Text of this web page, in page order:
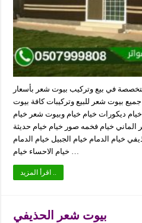
في بيع وتركيب بيوت شعر بأسعار
بيوت شعر للبيع وتركيبات كافة بيوت
ديكورات خيام خيام وبيوت شعر خيام
خيام فخمه صور خيام خيام حديثة
خيام الدمام خيام الجبيل خيام الدمام
خيام الاحساء خيام …
اقرأ المزيد ..
بيوت شعر الحذيفي